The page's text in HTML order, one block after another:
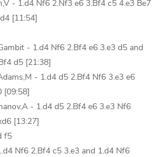
- 1.d4 Nf6 2.Nf3 e6 3.Bf4 c5 4.e3 Be7
[11:54]
- 1.d4 Nf6 2.Bf4 e6 3.e3 d5 and
d5 [21:38]
- 1.d4 d5 2.Bf4 Nf6 3.e3 e6
[09:58]
- 1.d4 d5 2.Bf4 e6 3.e3 Nf6
[13:27]
f5
Nf6 2.Bf4 c5 3.e3 and 1.d4 Nf6